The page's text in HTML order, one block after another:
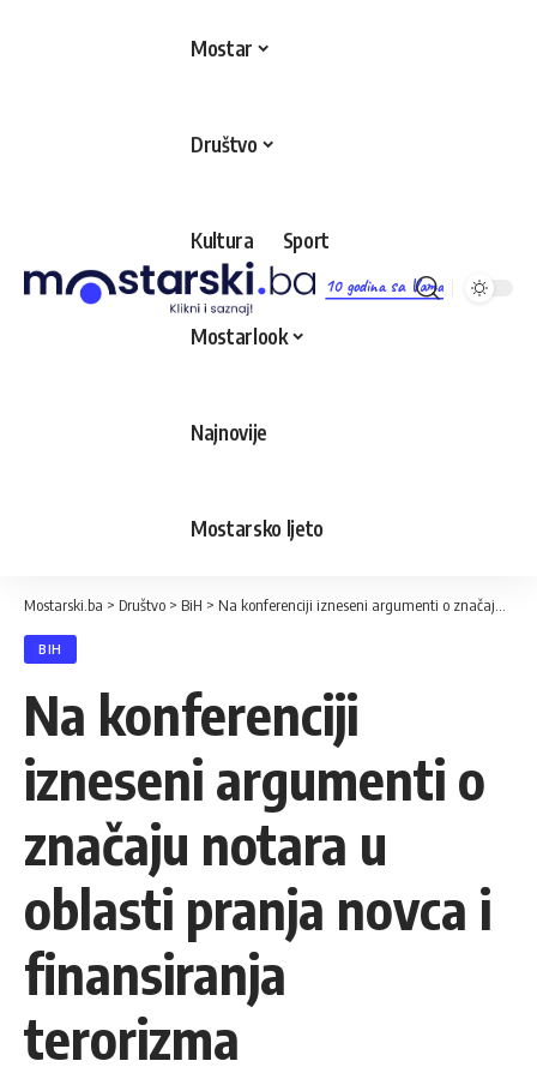
10 godina sa Vama
Mostar
Društvo
Kultura Sport
Mostarlook
Najnovije
Mostarsko ljeto
Mostarski.ba > Društvo > BiH > Na konferenciji izneseni argumenti o značaju notara u oblasti pranja novca i finansiranja terorizma
BIH
Na konferenciji
izneseni argumenti o
značaju notara u
oblasti pranja novca i
finansiranja
terorizma